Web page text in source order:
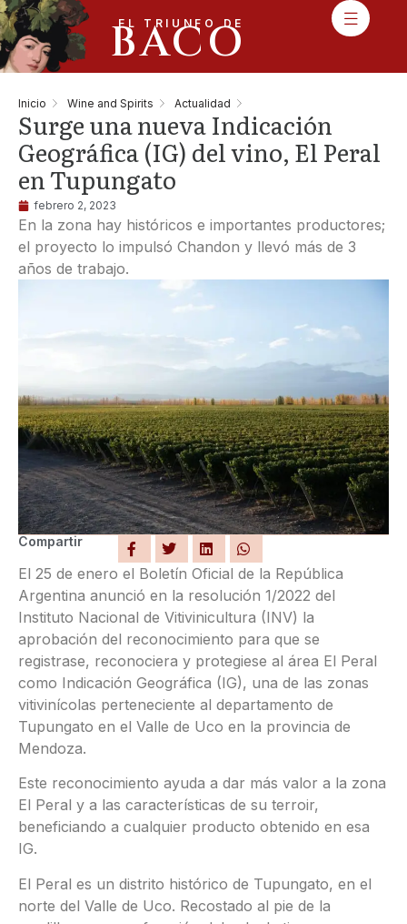
EL TRIUNFO DE
BACO
Inicio Wine and Spirits Actualidad
Surge una nueva Indicación
Geográfica (IG) del vino, El Peral
en Tupungato
febrero 2, 2023
En la zona hay históricos e importantes productores;
el proyecto lo impulsó Chandon y llevó más de 3
años de trabajo.
Compartir
El 25 de enero el Boletín Oficial de la República
Argentina anunció en la resolución 1/2022 del
Instituto Nacional de Vitivinicultura (INV) la
aprobación del reconocimiento para que se
registrase, reconociera y protegiese al área El Peral
como Indicación Geográfica (IG), una de las zonas
vitivinícolas perteneciente al departamento de
Tupungato en el Valle de Uco en la provincia de
Mendoza.
Este reconocimiento ayuda a dar más valor a la zona
El Peral y a las características de su terroir,
beneficiando a cualquier producto obtenido en esa
IG.
El Peral es un distrito histórico de Tupungato, en el
norte del Valle de Uco. Recostado al pie de la